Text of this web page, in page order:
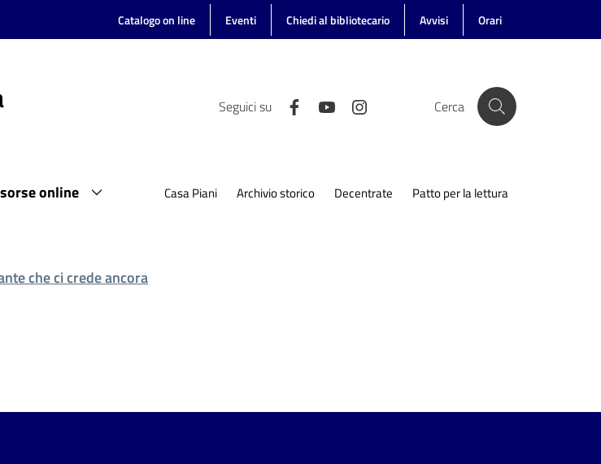
Catalogo on line Eventi Chiedi al bibliotecario Avvisi Orari
Seguici su Cerca
online Casa Piani Archivio storico Decentrate Patto per la lettura
che ci crede ancora